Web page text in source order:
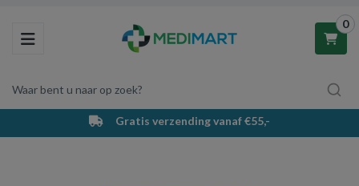
Toggle navigation
Waar bent u naar op zoek?
0
Winkelwagen
Gratis verzending vanaf €55,-